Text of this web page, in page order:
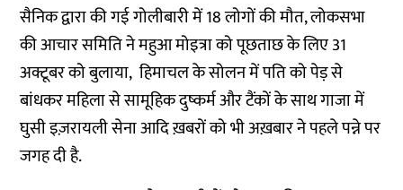
सैनिक द्वारा की गई गोलीबारी में 18 लोगों की मौत, लोकसभा
की आचार समिति ने महुआ मोइत्रा को पूछताछ के लिए 31
अक्टूबर को बुलाया, हिमाचल के सोलन में पति को पेड़ से
बांधकर महिला से सामूहिक दुष्कर्म और टैंकों के साथ गाजा में
घुसी इज़रायली सेना आदि ख़बरों को भी अख़बार ने पहले पन्ने पर
जगह दी है.